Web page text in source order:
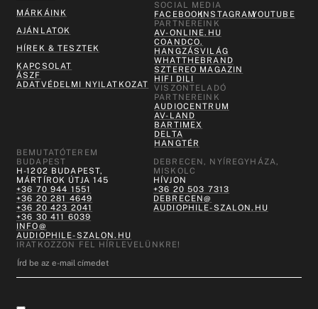
MÁRKÁINK
AJÁNLATOK
HÍREK & TESZTEK
KAPCSOLAT
ÁSZF
ADATVÉDELMI NYILATKOZAT
SOCIAL MEDIA
FACEBOOKINSTAGRAMYOUTUBE
PARTNEREINK
AV-ONLINE.HU
COANDCO.
HANGZÁSVILÁG
WHATTHEBRAND
SZTEREO MAGAZIN
HIFI DILI
VISZONTELADÓ
PARTNEREINK
AUDIOCENTRUM
AV-LAND
BARTIMEX
DELTA
HANGTÉR
BEMUTATÓTEREM
BUDAPEST
H-1202 BUDAPEST,
MÁRTÍROK ÚTJA 145
+36 70 944 1551
+36 20 281 4649
+36 20 423 2041
+36 30 411 6039
INFO@
AUDIOPHILE-SZALON.HU
DEBRECEN, NYÍREGYHÁZA,
MISKOLC
HÍVJON
+36 20 503 7313
DEBRECEN@
AUDIOPHILE-SZALON.HU
IRATKOZZON FEL HÍRLEVELÜNKRE!